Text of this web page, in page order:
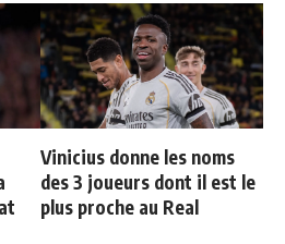
Vinicius donne les noms
des 3 joueurs dont il est le
plus proche au Real